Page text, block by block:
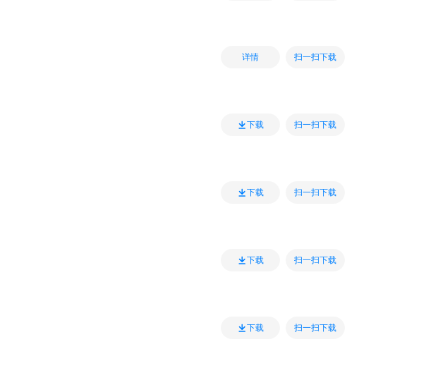
详情 扫一扫下载
下载 扫一扫下载
下载 扫一扫下载
下载 扫一扫下载
下载 扫一扫下载